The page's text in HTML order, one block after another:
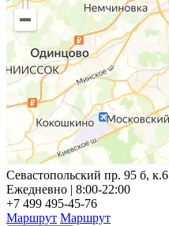
Севастопольский пр. 95 б, к.6
Ежедневно | 8:00-22:00
+7 499 495-45-76
Маршрут Маршрут